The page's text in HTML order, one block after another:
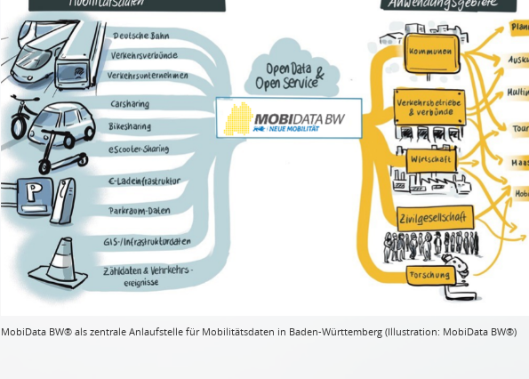
MobiData BW® als zentrale Anlaufstelle für Mobilitätsdaten in Baden-Württemberg (Illustration: MobiData BW®)